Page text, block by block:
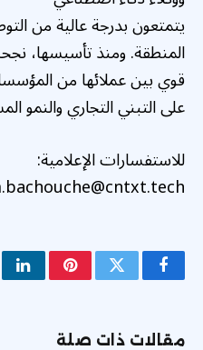
يتمتعون بدرجة عالية من
المنطقة. ومنذ تأسيسها،
قوي بين عملائها من
على التبني التجاري والنمو
للاستفسارات الإعلامية:
فيسبوكتويتر بينتيريست
مقالات ذات صلة